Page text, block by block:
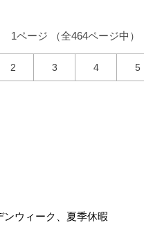
1ページ （全464ページ中）
2 3 4 5
ンウィーク、夏季休暇